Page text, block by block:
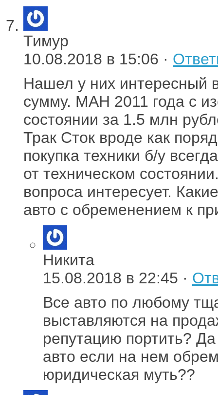
Тимур
10.08.2018 в 15:06 ·
Нашел у них интересный
сумму. МАН 2011 года с
состоянии за 1.5 млн
Трак Сток вроде как
покупка техники б/у
от техническом
вопроса интересует.
авто с обременением к
Никита
15.08.2018 в 22:45 ·
Все авто по любому
выставляются на
репутацию портить?
авто если на нем
юридическая муть??